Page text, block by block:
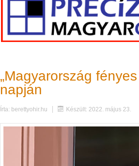
„Magyarország
napján
Írta: berettyohir.hu Készült: 2022. május 23.